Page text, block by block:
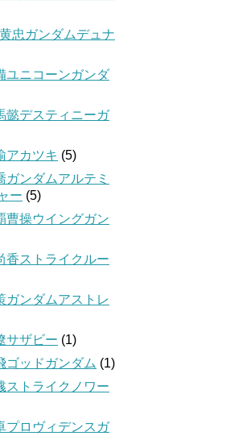
忠ガンダムデュナ
ユニコーンガンダ
懿デスティニーガ
アカツキ (5)
ガンダムアルテミ
ー (5)
曹操ウイングガン
香ストライクルー
ガンダムアストレ
サザビー (1)
ゴッドガンダム (1)
ストライクノワー
プロヴィデンスガ